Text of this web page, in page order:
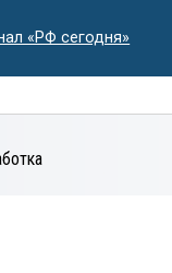
«РФ сегодня»